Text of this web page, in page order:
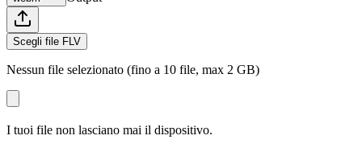
Scegli file FLV
Nessun file selezionato (fino a 10 file, max 2 GB)
I tuoi file non lasciano mai il dispositivo.